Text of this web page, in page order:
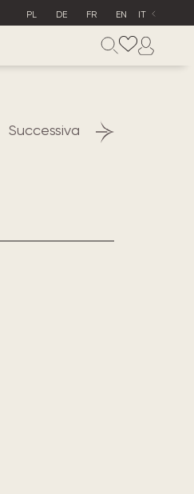
PL DE FR EN IT
Successiva